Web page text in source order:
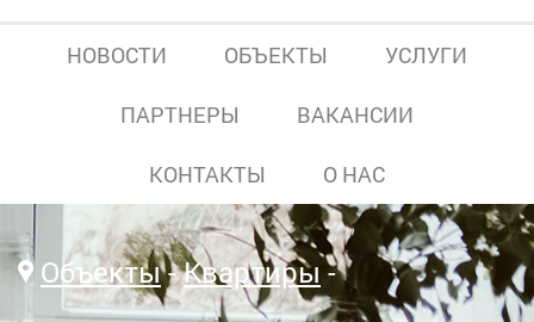
НОВОСТИ ОБЪЕКТЫ УСЛУГИ
ПАРТНЕРЫ ВАКАНСИИ
КОНТАКТЫ О НАС
Объекты Квартиры